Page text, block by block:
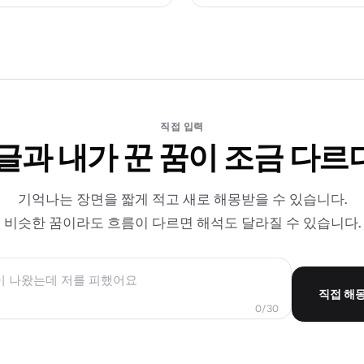
직접 입력
과 내가 꾼 꿈이 조금 다르
기억나는 장면을 짧게 적고 새로 해몽받을 수 있습니다.
비슷한 꿈이라도 흐름이 다르면 해석도 달라질 수 있습니다.
0/30
직접 해